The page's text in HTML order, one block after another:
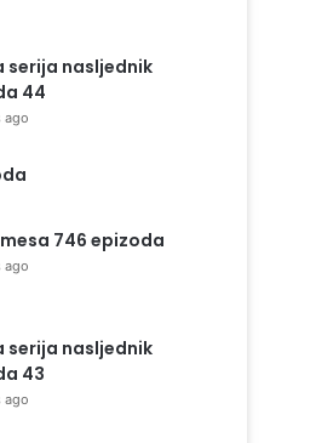
serija nasljednik
44
ago
746 epizoda
ago
serija nasljednik
43
ago